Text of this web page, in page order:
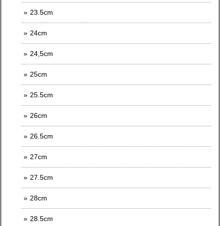
23.5cm
24cm
24,5cm
25cm
25.5cm
26cm
26.5cm
27cm
27.5cm
28cm
28.5cm